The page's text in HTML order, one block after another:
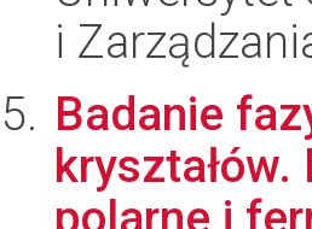
i
Badanie
polarne i